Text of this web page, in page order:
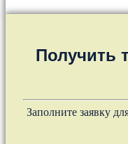
Получить
Заполните заявку